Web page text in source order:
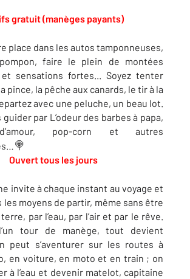
gratuit (manèges payants)
place dans les autos tamponneuses,
faire le plein de montées
et sensations fortes... Soyez tenter
pince, la pêche aux canards, le tir à la
avec une peluche, un beau lot.
par L’odeur des barbes à papa,
pop-corn et autres
🍭
Ouvert tous les jours
invite à chaque instant au voyage et
les moyens de partir, même sans être
par l’eau, par l’air et par le rêve.
tour de manège, tout devient
peut s’aventurer sur les routes à
en voiture, en moto et en train ; on
à l’eau et devenir matelot, capitaine